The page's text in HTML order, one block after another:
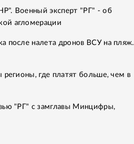
Военный эксперт "РГ" - об
агломерации
после налета дронов ВСУ на пляж.
регионы, где платят больше, чем в
"РГ" с замглавы Минцифры,